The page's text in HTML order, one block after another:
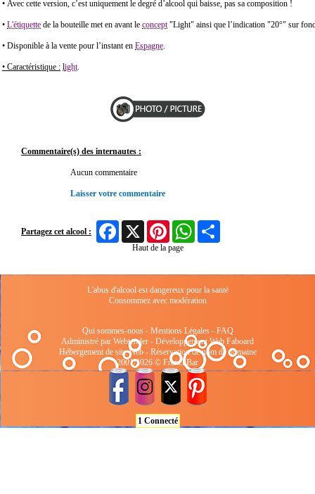
• Avec cette version, c’est uniquement le degré d’alcool qui baisse, pas sa composition !
• L'étiquette de la bouteille met en avant le concept"Light" ainsi que l’indication "20°" sur
• Disponible à la vente pour l’instant en Espagne.
• Caractéristique : light.
Commentaire(s) des internautes :
Aucun commentaire
Laisser votre commentaire
Partagez cet alcool :
FacebookX Pinterest WhatsApp
Haut de la page
L'abus d'alcool est dangereux pour la santé
Consommez avec modération
Qui sommes-nous- Mentions Légales- FAQ
Administré par Webtender - Développement Web Faboard
Hébergement de site Web- Réservation de nom de domaine
2001/2026 © FrenchBar
1 Connecté